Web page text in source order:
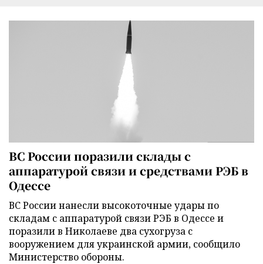
ВС России поразили склады с
аппаратурой связи и средствами РЭБ в
Одессе
ВС России нанесли высокоточные удары по
складам с аппаратурой связи РЭБ в Одессе и
поразили в Николаеве два сухогруза с
вооружением для украинской армии, сообщило
Министерство обороны.